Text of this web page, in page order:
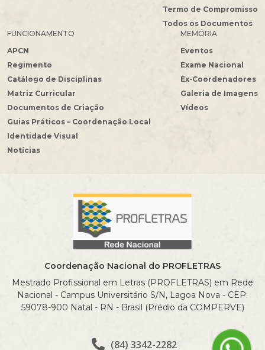
Termo de Compromisso
Todos os Documentos
FUNCIONAMENTO
APCN
Regimento
Catálogo de Disciplinas
Matriz Curricular
Documentos de Criação
Guias Práticos – Coordenação Local
Identidade Visual
MEMÓRIA
Eventos
Exame Nacional
Ex-Coordenadores
Galeria de Imagens
Vídeos
Notícias
Coordenação Nacional do PROFLETRAS
Mestrado Profissional em Letras (PROFLETRAS) em Rede
Nacional - Campus Universitário S/N, Lagoa Nova - CEP:
59078-900 Natal - RN - Brasil (Prédio da COMPERVE)
(84) 3342-2282